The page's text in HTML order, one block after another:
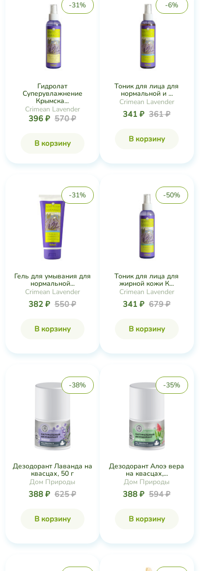
-31%
Гидролат
Суперувлажнение
Крымска...
Crimean Lavender
396 ₽ 570 ₽
В корзину
-6%
Тоник для лица для
нормальной и ...
Crimean Lavender
341 ₽ 361 ₽
В корзину
-31%
Гель для умывания для
нормальной...
Crimean Lavender
382 ₽ 550 ₽
В корзину
-50%
Тоник для лица для
жирной кожи К...
Crimean Lavender
341 ₽ 679 ₽
В корзину
-38%
Дезодорант Лаванда на
квасцах, 50 г
Дом Природы
388 ₽ 625 ₽
В корзину
-35%
Дезодорант Алоэ вера
на квасцах,...
Дом Природы
388 ₽ 594 ₽
В корзину